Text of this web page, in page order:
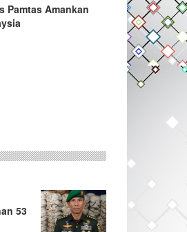
Pamtas Amankan
53